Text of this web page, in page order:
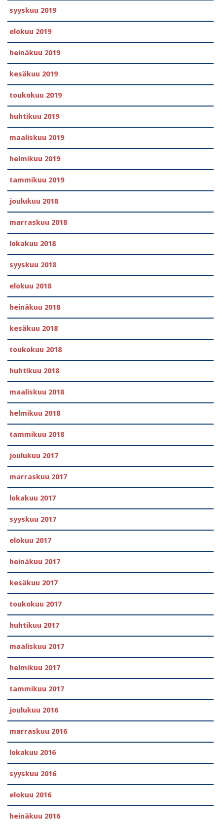
syyskuu 2019
elokuu 2019
heinäkuu 2019
kesäkuu 2019
toukokuu 2019
huhtikuu 2019
maaliskuu 2019
helmikuu 2019
tammikuu 2019
joulukuu 2018
marraskuu 2018
lokakuu 2018
syyskuu 2018
elokuu 2018
heinäkuu 2018
kesäkuu 2018
toukokuu 2018
huhtikuu 2018
maaliskuu 2018
helmikuu 2018
tammikuu 2018
joulukuu 2017
marraskuu 2017
lokakuu 2017
syyskuu 2017
elokuu 2017
heinäkuu 2017
kesäkuu 2017
toukokuu 2017
huhtikuu 2017
maaliskuu 2017
helmikuu 2017
tammikuu 2017
joulukuu 2016
marraskuu 2016
lokakuu 2016
syyskuu 2016
elokuu 2016
heinäkuu 2016